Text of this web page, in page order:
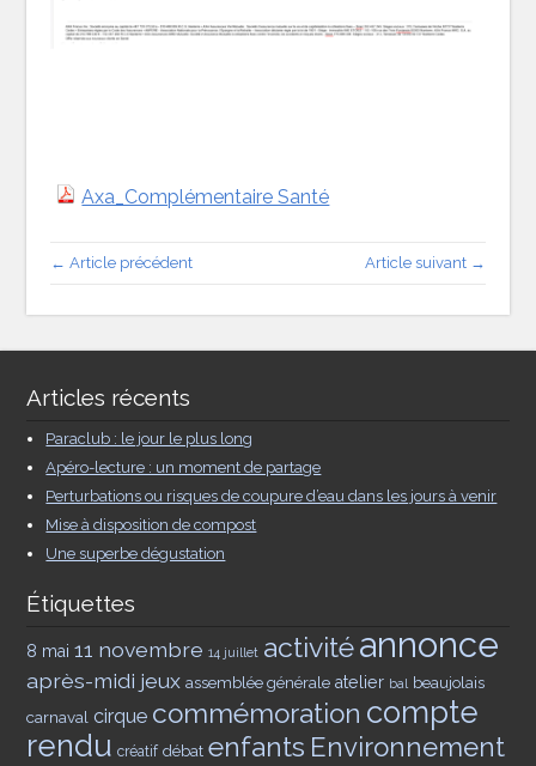
Axa_Complémentaire Santé
← Article précédent Article suivant →
Articles récents
Paraclub : le jour le plus long
Apéro-lecture : un moment de partage
Perturbations ou risques de coupure d’eau dans les jours à venir
Mise à disposition de compost
Une superbe dégustation
Étiquettes
8 mai 11 novembre 14 juillet activitéannonce
après-midi jeux assemblée générale atelier bal
beaujolais
carnaval cirque commémoration compte
rendu créatif débat enfants Environnement